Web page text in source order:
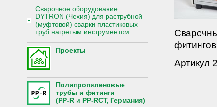
Сварочное оборудование
DYTRON (Чехия) для раструбной
(муфтовой) сварки пластиковых
труб нагретым инструментом
Проекты
Полипропиленовые
трубы и фитинги
(PP-R и PP-RCT, Германия)
Артикул